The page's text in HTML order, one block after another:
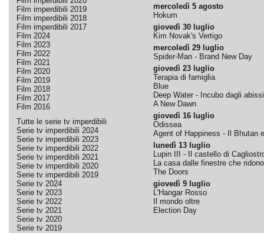
Film imperdibili 2019
Film imperdibili 2018
Film imperdibili 2017
Film 2024
Film 2023
Film 2022
Film 2021
Film 2020
Film 2019
Film 2018
Film 2017
Film 2016
Tutte le serie tv imperdibili
Serie tv imperdibili 2024
Serie tv imperdibili 2023
Serie tv imperdibili 2022
Serie tv imperdibili 2021
Serie tv imperdibili 2020
Serie tv imperdibili 2019
Serie tv 2024
Serie tv 2023
Serie tv 2022
Serie tv 2021
Serie tv 2020
Serie tv 2019
mercoledì 5 agosto
Hokum
giovedì 30 luglio
Kim Novak's Vertigo
mercoledì 29 luglio
Spider-Man - Brand New Day
giovedì 23 luglio
Terapia di famiglia
Blue
Deep Water - Incubo dagli abissi
A New Dawn
giovedì 16 luglio
Odissea
Agent of Happiness - Il Bhutan
lunedì 13 luglio
Lupin III - Il castello di
La casa dalle finestre che ridono
The Doors
giovedì 9 luglio
L'Hangar Rosso
Il mondo oltre
Election Day